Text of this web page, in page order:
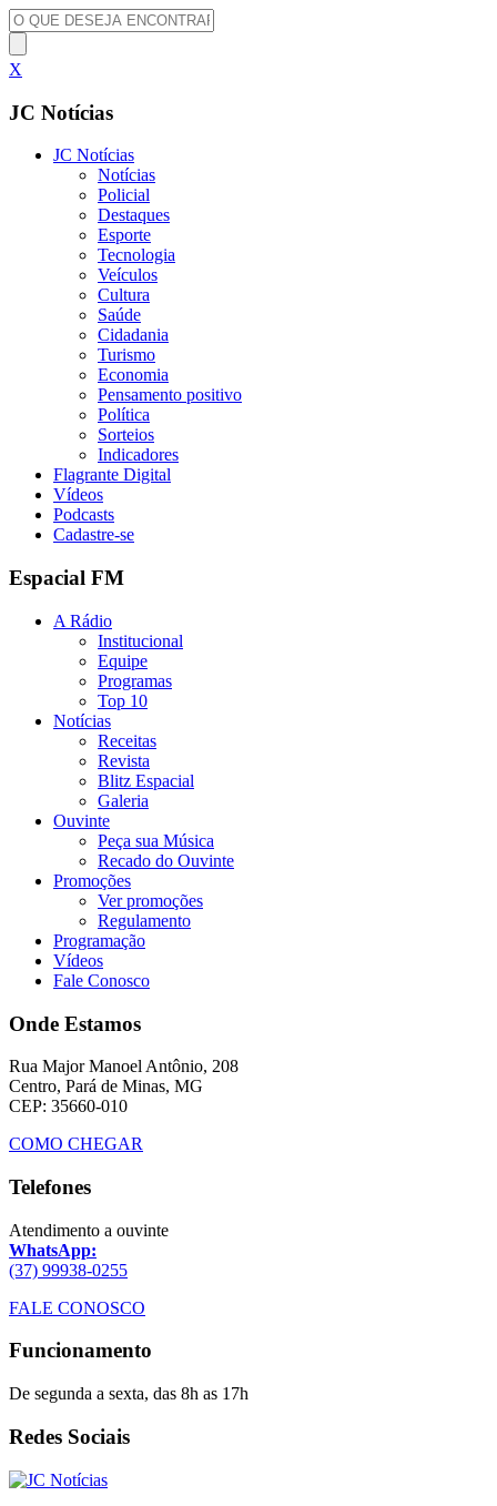
X
JC Notícias
JC Notícias
Notícias
Policial
Destaques
Esporte
Tecnologia
Veículos
Cultura
Saúde
Cidadania
Turismo
Economia
Pensamento positivo
Política
Sorteios
Indicadores
Flagrante Digital
Vídeos
Podcasts
Cadastre-se
Espacial FM
A Rádio
Institucional
Equipe
Programas
Top 10
Notícias
Receitas
Revista
Blitz Espacial
Galeria
Ouvinte
Peça sua Música
Recado do Ouvinte
Promoções
Ver promoções
Regulamento
Programação
Vídeos
Fale Conosco
Onde Estamos
Rua Major Manoel Antônio, 208
Centro, Pará de Minas, MG
CEP: 35660-010
COMO CHEGAR
Telefones
Atendimento a ouvinte
WhatsApp:
(37) 99938-0255
FALE CONOSCO
Funcionamento
De segunda a sexta, das 8h as 17h
Redes Sociais